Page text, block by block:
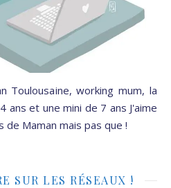
Toulousaine, working mum, la
ans et une mini de 7 ans J'aime
Maman mais pas que !
SUR LES RÉSEAUX !